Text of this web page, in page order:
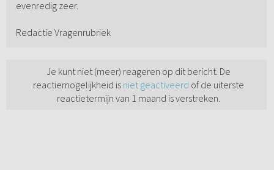
evenredig zeer.
Redactie Vragenrubriek
Je kunt niet (meer) reageren op dit bericht. De
reactiemogelijkheid is niet geactiveerd of de uiterste
reactietermijn van 1 maand is verstreken.